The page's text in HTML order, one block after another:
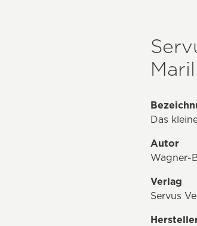
Das
Autor
Wagner-
Verlag
Servus